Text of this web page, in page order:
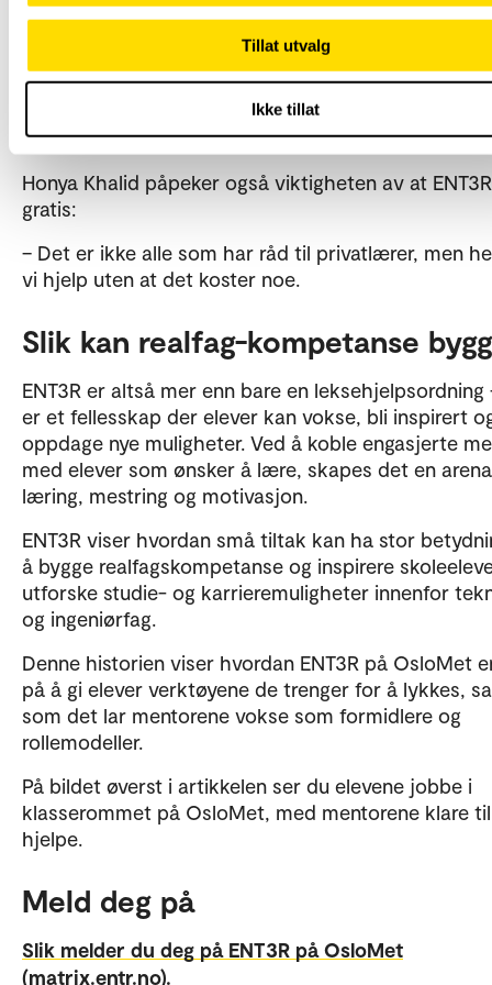
Tillat utvalg
Ikke tillat
– Det er så mye lettere å forstå matte og fysikk
kan forklare det på en annen måte, sier Ali Hamnet.
– Her får jeg hjelp med det jeg sliter med, og det
jeg presterer bedre på prøver og eksamener.
Honya Khalid påpeker også viktigheten av at
gratis:
– Det er ikke alle som har råd til privatlærer, men
vi hjelp uten at det koster noe.
Slik kan realfag-kompetanse
ENT3R er altså mer enn bare en leksehjelpsordning
er et fellesskap der elever kan vokse, bli inspirert
oppdage nye muligheter. Ved å koble engasjerte
med elever som ønsker å lære, skapes det en
læring, mestring og motivasjon.
ENT3R viser hvordan små tiltak kan ha stor
å bygge realfagskompetanse og inspirere
utforske studie- og karrieremuligheter innenfor
og ingeniørfag.
Denne historien viser hvordan ENT3R på OsloMet
på å gi elever verktøyene de trenger for å lykkes,
som det lar mentorene vokse som formidlere og
rollemodeller.
På bildet øverst i artikkelen ser du elevene jobbe i
klasserommet på OsloMet, med mentorene klare
hjelpe.
Meld deg på
Slik melder du deg på ENT3R på OsloMet
(matrix.entr.no).